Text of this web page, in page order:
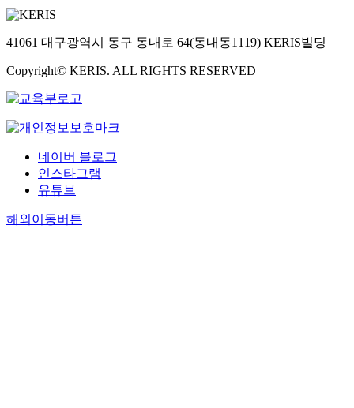
41061 대구광역시 동구 동내로 64(동내동1119) KERIS빌딩
Copyright© KERIS. ALL RIGHTS RESERVED
네이버 블로그
인스타그램
유튜브
해외이동버튼